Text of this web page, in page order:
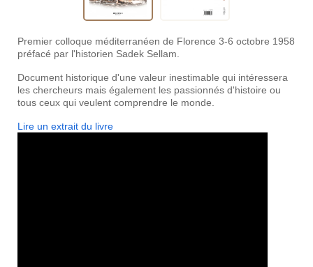
Premier colloque méditerranéen de Florence 3-6 octobre 1958
préfacé par l'historien Sadek Sellam.
Document historique d'une valeur inestimable qui intéressera
les chercheurs mais également les passionnés d'histoire ou
tous ceux qui veulent comprendre le monde.
Lire un extrait du livre